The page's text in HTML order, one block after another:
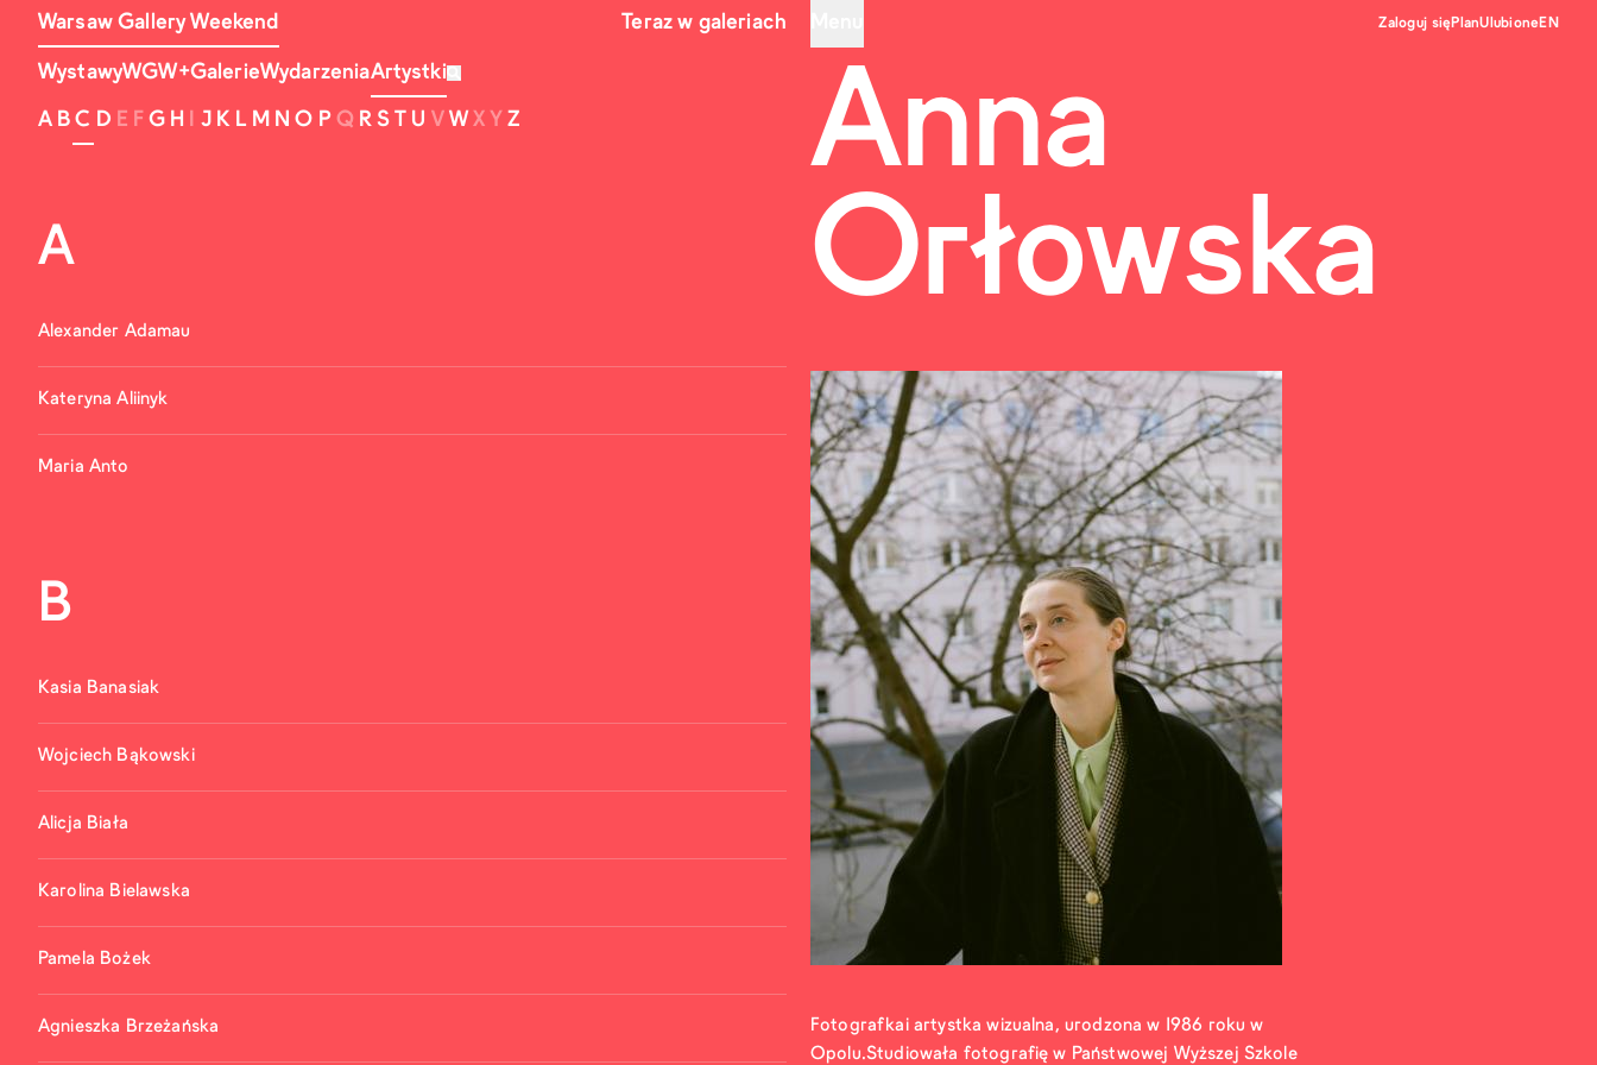
Warsaw Gallery Weekend Teraz w galeriach Zaloguj sięPlanUlubioneEN
WystawyWGW+GalerieWydarzeniaArtystki
A B C D E F G H J K L M N O P Q R S U V W X Y Z
A
Alexander Adamau
Kateryna Aliinyk
Maria Anto
B
Kasia Banasiak
Wojciech Bąkowski
Alicja Biała
Karolina Bielawska
Pamela Bożek
Agnieszka Brzeżańska
Anna
Orłowska
Fotografkai artystka wizualna, urodzona w 1986 roku w
Opolu.Studiowała fotografię w Państwowej Wyższej Szkole